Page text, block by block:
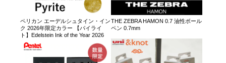
ペリカン エーデルシュタイン・イン
ク 2026年限定カラー 【パイライ
ト】Edelstein Ink of the Year 2026
THE ZEBRA HAMON 0.7 油性ボール
ペン 0.7mm